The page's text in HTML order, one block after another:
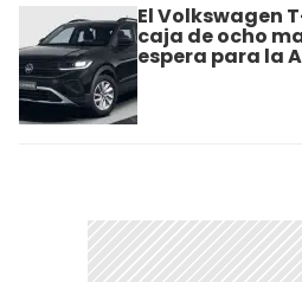
El Volkswagen
caja de ocho
espera para la